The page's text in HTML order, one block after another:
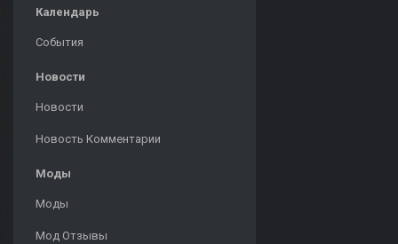
Календарь
События
Новости
Новости
Новость Комментарии
Моды
Моды
Мод Отзывы